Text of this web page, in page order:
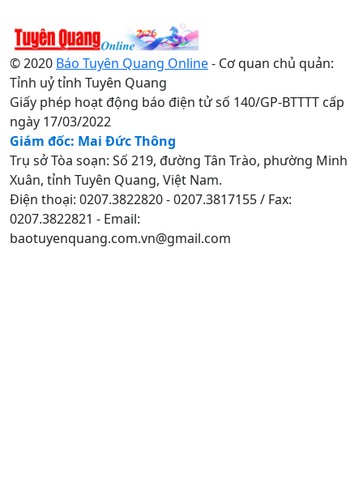
© 2020 Báo Tuyên Quang Online- Cơ quan chủ quản:
Tỉnh uỷ tỉnh Tuyên Quang
Giấy phép hoạt động báo điện tử số 140/GP-BTTTT cấp
ngày 17/03/2022
Giám đốc: Mai Đức Thông
Trụ sở Tòa soạn: Số 219, đường Tân Trào, phường Minh
Xuân, tỉnh Tuyên Quang, Việt Nam.
Điện thoại: 0207.3822820 - 0207.3817155 / Fax:
0207.3822821 - Email:
baotuyenquang.com.vn@gmail.com